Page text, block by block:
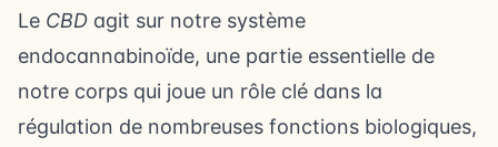
Le CBD agit sur notre système
endocannabinoïde, une partie essentielle de
notre corps qui joue un rôle clé dans la
régulation de nombreuses fonctions biologiques,